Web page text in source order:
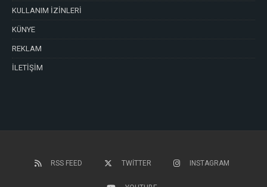
KULLANIM İZİNLERİ
KÜNYE
REKLAM
İLETİŞİM
RSS FEED TWITTER INSTAGRAM